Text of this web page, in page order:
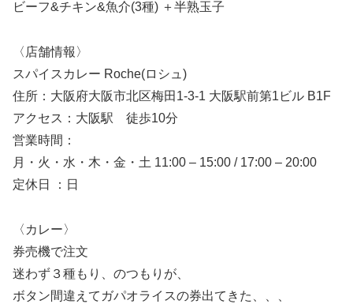
ビーフ&チキン&魚介(3種) ＋半熟玉子
〈店舗情報〉
スパイスカレー Roche(ロシュ)
住所：大阪府大阪市北区梅田1-3-1 大阪駅前第1ビル B1F
アクセス：大阪駅 徒歩10分
営業時間：
月・火・水・木・金・土 11:00 – 15:00 / 17:00 – 20:00
定休日 ：日
〈カレー〉
券売機で注文
迷わず３種もり、のつもりが、
ボタン間違えてガパオライスの券出てきた、、、